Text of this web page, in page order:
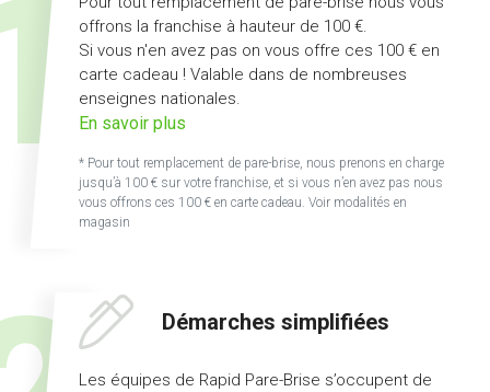
offrons la franchise à hauteur de 100 €.
Si vous n'en avez pas on vous offre ces 100 € en
carte cadeau ! Valable dans de nombreuses
enseignes nationales.
En savoir plus
franchise
offerte
€
* Pour tout remplacement de pare-brise, nous prenons en charge
jusqu’à 100 € sur votre franchise, et si vous n’en avez pas nous
vous offrons ces 100 € en carte cadeau. Voir modalités en
magasin
Démarches simplifiées
Les équipes de Rapid Pare-Brise s’occupent de